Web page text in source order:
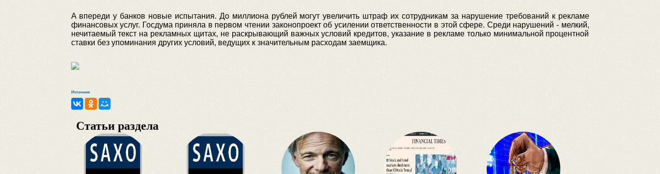
А впереди у банков новые испытания. До миллиона рублей могут увеличить штраф их сотрудникам за нарушение требований к рекламе
финансовых услуг. Госдума приняла в первом чтении законопроект об усилении ответственности в этой сфере. Среди нарушений - мелкий,
нечитаемый текст на рекламных щитах, не раскрывающий важных условий кредитов, указание в рекламе только минимальной процентной
ставки без упоминания других условий, ведущих к значительным расходам заемщика.
Источник
Статьи раздела